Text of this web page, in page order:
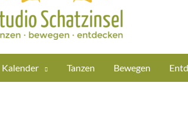
Kalender Tanzen Bewegen